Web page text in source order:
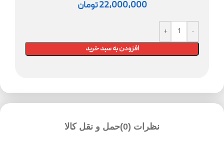
22,000,000تومان
افزودن به سبد خرید
نظرات (0) حمل و نقل کالا